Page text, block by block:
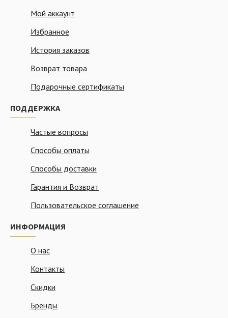
Мой аккаунт
Избранное
История заказов
Возврат товара
Подарочные сертификаты
ПОДДЕРЖКА
Частые вопросы
Способы оплаты
Способы доставки
Гарантия и Возврат
Пользовательское соглашение
ИНФОРМАЦИЯ
О нас
Контакты
Скидки
Бренды